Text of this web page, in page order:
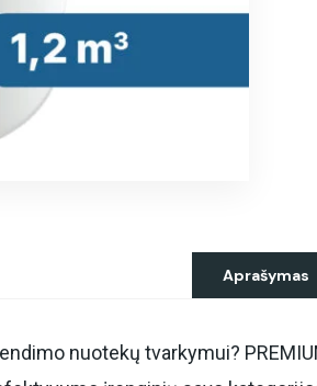
Aprašymas
nuotekų tvarkymui?